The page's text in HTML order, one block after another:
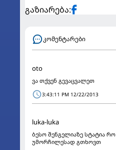
გაზიარება:
კომენტარები
oto
ვა თქვენ გევაცვალეთ
3:43:11 PM 12/22/2013
luka-luka
ბესო შენგელიაზე სტატია
უმორჩილესად გთხოვთ